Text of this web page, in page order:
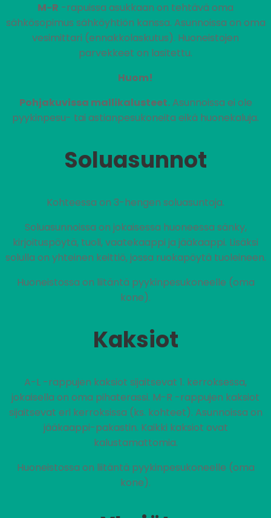
M-R -rapuissa asukkaan on tehtävä oma
sähkösopimus sähköyhtiön kanssa. Asunnoissa on oma
vesimittari (ennakkolaskutus). Huoneistojen
parvekkeet on lasitettu.
Huom!
Pohjakuvissa mallikalusteet.Asunnoissa ei ole
pyykinpesu- tai astianpesukoneita eikä huonekaluja.
Soluasunnot
Kohteessa on 3-hengen soluasuntoja.
Soluasunnoissa on jokaisessa huoneessa sänky,
kirjoituspöytä, tuoli, vaatekaappi ja jääkaappi. Lisäksi
solulla on yhteinen keittiö, jossa ruokapöytä tuoleineen.
Huoneistossa on liitäntä pyykinpesukoneelle (oma
kone).
Kaksiot
A-L -rappujen kaksiot sijaitsevat 1. kerroksessa,
jokaisella on oma pihaterassi. M-R -rappujen kaksiot
sijaitsevat eri kerroksissa (ks. kohteet). Asunnoissa on
jääkaappi-pakastin. Kaikki kaksiot ovat
kalustamattomia.
Huoneistossa on liitäntä pyykinpesukoneelle (oma
kone).